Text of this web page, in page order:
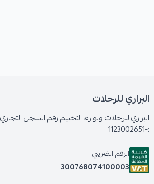
البراري للرحلات
البراري للرحلات ولوازم التخييم رقم السجل التجاري
:-1123002651
الرقم الضريبي
300768074100003